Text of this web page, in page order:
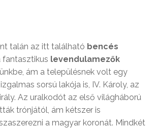
talán az itt található bencés
fantasztikus levendulamezők
ám a településnek volt egy
sorsú lakója is, IV. Károly, az
Az uralkodót az első világháború
trónjától, ám kétszer is
a magyar koronát. Mindkét